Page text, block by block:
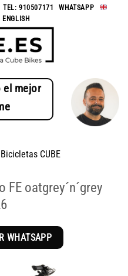
TEL: 910507171 -WHATSAPP
el mejor
Bicicletas CUBE
FE oatgrey´n´grey
WHATSAPP